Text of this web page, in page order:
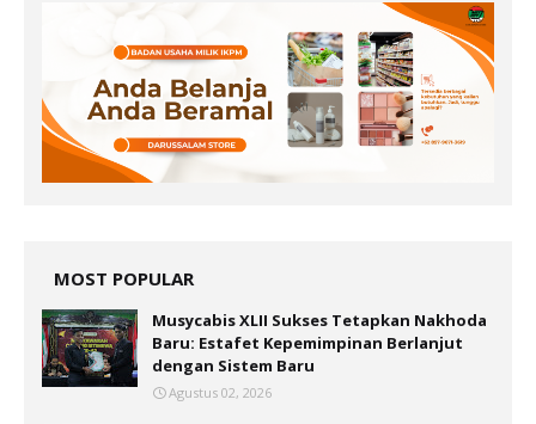
MOST POPULAR
Musycabis XLII Sukses Tetapkan Nakhoda
Baru: Estafet Kepemimpinan Berlanjut
dengan Sistem Baru
Agustus 02, 2026